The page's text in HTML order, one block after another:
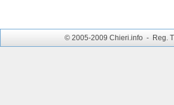
© 2005-2009 Chieri.info - Reg.